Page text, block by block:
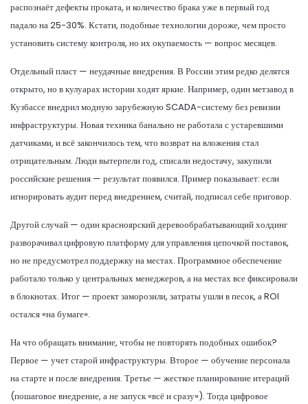
распознаёт дефекты проката, и количество брака уже в первый год
падало на 25-30%. Кстати, подобные технологии дороже, чем просто
установить систему контроля, но их окупаемость — вопрос месяцев.
Отдельный пласт — неудачные внедрения. В России этим редко делятся
открыто, но в кулуарах истории ходят яркие. Например, один метзавод в
Кузбассе внедрил модную зарубежную SCADA-систему без ревизии
инфраструктуры. Новая техника банально не работала с устаревшими
датчиками, и всё закончилось тем, что возврат на вложения стал
отрицательным. Люди вытерпели год, списали недостачу, закупили
российские решения — результат появился. Пример показывает: если
игнорировать аудит перед внедрением, считай, подписал себе приговор.
Другой случай — один красноярский деревообрабатывающий холдинг
разворачивал цифровую платформу для управления цепочкой поставок,
но не предусмотрел поддержку на местах. Программное обеспечение
работало только у центральных менеджеров, а на местах все фиксировали
в блокнотах. Итог — проект заморозили, затраты ушли в песок, а ROI
остался «на бумаге».
На что обращать внимание, чтобы не повторять подобных ошибок?
Первое — учет старой инфраструктуры. Второе — обучение персонала
на старте и после внедрения. Третье — жесткое планирование итераций
(пошаговое внедрение, а не запуск «всё и сразу»). Тогда цифровое